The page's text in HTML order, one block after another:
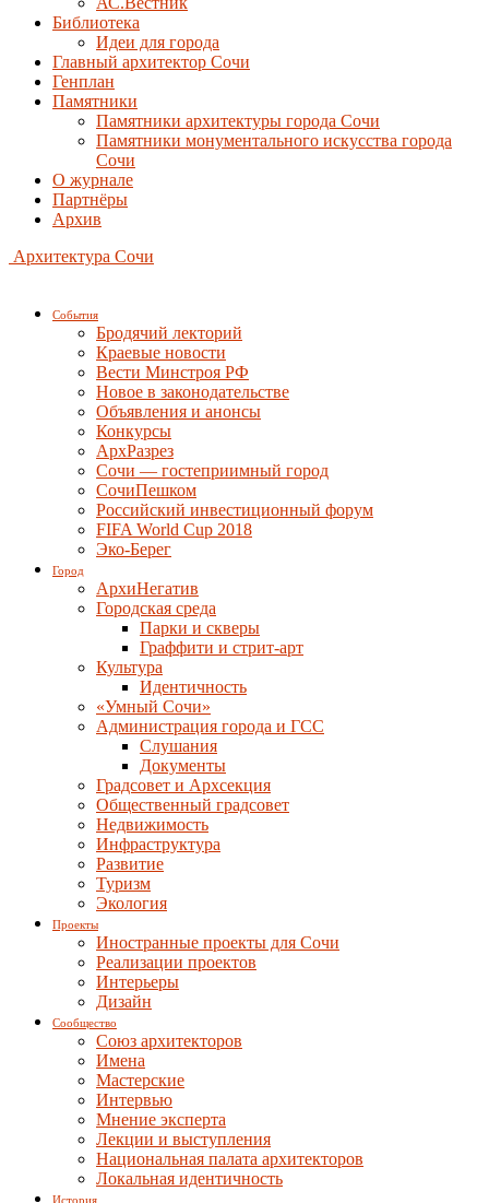
Библиотека
Идеи для города
Главный архитектор Сочи
Генплан
Памятники
Памятники архитектуры города Сочи
Памятники монументального искусства города
Сочи
О журнале
Партнёры
Архив
Архитектура Сочи
События
Бродячий лекторий
Краевые новости
Вести Минстроя РФ
Новое в законодательстве
Объявления и анонсы
Конкурсы
АрхРазрез
Сочи — гостеприимный город
СочиПешком
Российский инвестиционный форум
FIFA World Cup 2018
Эко-Берег
Город
АрхиНегатив
Городская среда
Парки и скверы
Граффити и стрит-арт
Культура
Идентичность
«Умный Сочи»
Администрация города и ГСС
Слушания
Документы
Градсовет и Архсекция
Общественный градсовет
Недвижимость
Инфраструктура
Развитие
Туризм
Экология
Проекты
Иностранные проекты для Сочи
Реализации проектов
Интерьеры
Дизайн
Сообщество
Союз архитекторов
Имена
Мастерские
Интервью
Мнение эксперта
Лекции и выступления
Национальная палата архитекторов
Локальная идентичность
История